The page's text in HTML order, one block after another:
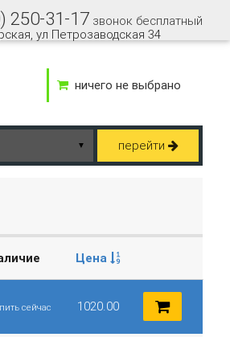
250-31-17 звонок бесплатный
ул Петрозаводская 34
ничего не выбрано
▼ перейти
Цена
сейчас 1020.00